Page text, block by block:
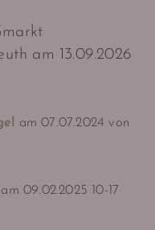
am 13.09.2026
am 07.07.2024 von
am 09.02.2025 10-17